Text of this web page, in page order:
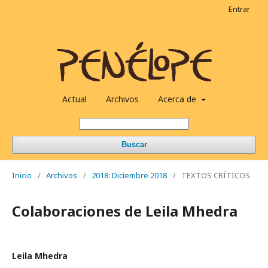
Actual Archivos Acerca de
Buscar
Entrar
Inicio / Archivos / 2018: Diciembre 2018 / TEXTOS CRÍTICOS
Colaboraciones de Leila Mhedra
Leila Mhedra